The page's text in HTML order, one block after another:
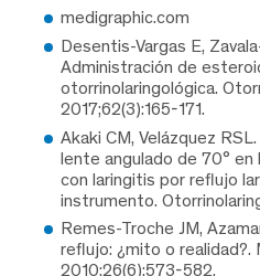
medigraphic.com
Desentis-Vargas E,
Administración de
otorrinolaringológica.
2017;62(3):165-171.
Akaki CM, Velázquez
lente angulado de 70° en
con laringitis por reflujo
instrumento.
Remes-Troche JM,
reflujo: ¿mito o realidad?.
2010;26(6):573-582.